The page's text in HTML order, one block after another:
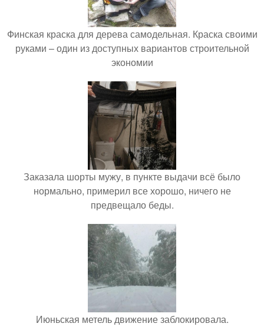
Финская краска для дерева самодельная. Краска своими
руками – один из доступных вариантов строительной
экономии
Заказала шорты мужу, в пункте выдачи всё было
нормально, примерил все хорошо, ничего не
предвещало беды.
Июньская метель движение заблокировала.